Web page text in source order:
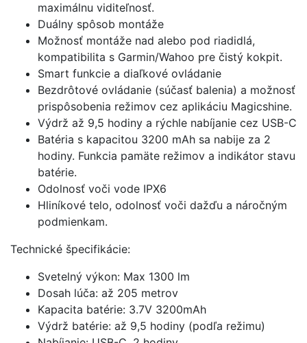
maximálnu viditeľnosť.
Duálny spôsob montáže
Možnosť montáže nad alebo pod riadidlá,
kompatibilita s Garmin/Wahoo pre čistý kokpit.
Smart funkcie a diaľkové ovládanie
Bezdrôtové ovládanie (súčasť balenia) a možnosť
prispôsobenia režimov cez aplikáciu Magicshine.
Výdrž až 9,5 hodiny a rýchle nabíjanie cez USB-C
Batéria s kapacitou 3200 mAh sa nabije za 2
hodiny. Funkcia pamäte režimov a indikátor stavu
batérie.
Odolnosť voči vode IPX6
Hliníkové telo, odolnosť voči dažďu a náročným
podmienkam.
Technické špecifikácie:
Svetelný výkon: Max 1300 lm
Dosah lúča: až 205 metrov
Kapacita batérie: 3.7V 3200mAh
Výdrž batérie: až 9,5 hodiny (podľa režimu)